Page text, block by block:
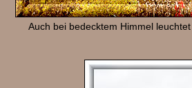
Auch bei bedecktem Himmel